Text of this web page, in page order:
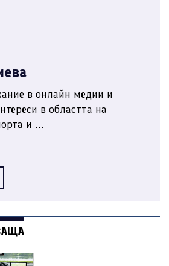
в онлайн медии и
в областта на
и ...